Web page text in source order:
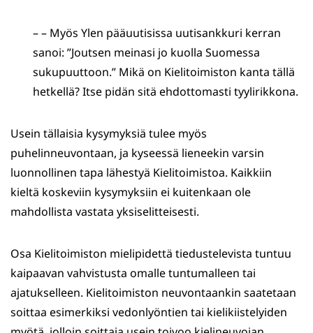
– – Myös Ylen pääuutisissa uutisankkuri kerran
sanoi: ”Joutsen meinasi jo kuolla Suomessa
sukupuuttoon.” Mikä on Kielitoimiston kanta tällä
hetkellä? Itse pidän sitä ehdottomasti tyylirikkona.
Usein tällaisia kysymyksiä tulee myös
puhelinneuvontaan, ja kyseessä lieneekin varsin
luonnollinen tapa lähestyä Kielitoimistoa. Kaikkiin
kieltä koskeviin kysymyksiin ei kuitenkaan ole
mahdollista vastata yksiselitteisesti.
Osa Kielitoimiston mielipidettä tiedustelevista tuntuu
kaipaavan vahvistusta omalle tuntumalleen tai
ajatukselleen. Kielitoimiston neuvontaankin saatetaan
soittaa esimerkiksi vedonlyöntien tai kielikiistelyiden